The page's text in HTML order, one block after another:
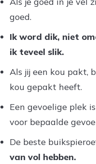
goed.
Ik word dik, niet
ik teveel slik.
Als jij een kou pakt,
kou gepakt heeft.
Een gevoelige plek
voor bepaalde
De beste
van vol hebben.